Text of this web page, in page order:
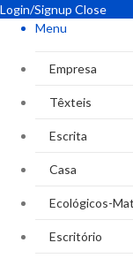
Login/Signup Close
Menu
Empresa
Têxteis
Escrita
Casa
Ecológicos-
Escritório